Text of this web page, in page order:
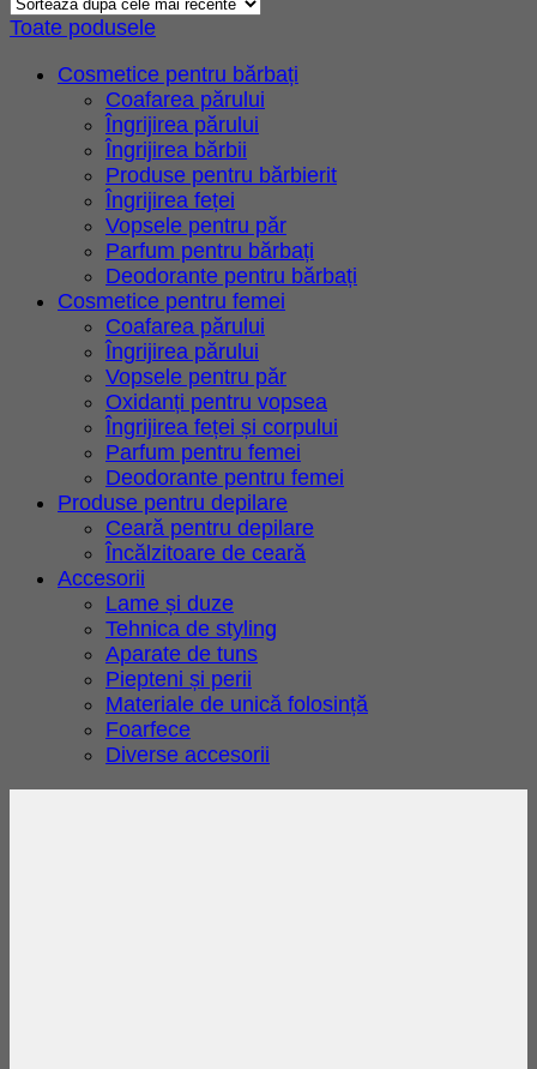
Toate podusele
Cosmetice pentru bărbați
Coafarea părului
Îngrijirea părului
Îngrijirea bărbii
Produse pentru bărbierit
Îngrijirea feței
Vopsele pentru păr
Parfum pentru bărbați
Deodorante pentru bărbați
Cosmetice pentru femei
Coafarea părului
Îngrijirea părului
Vopsele pentru păr
Oxidanți pentru vopsea
Îngrijirea feței și corpului
Parfum pentru femei
Deodorante pentru femei
Produse pentru depilare
Ceară pentru depilare
Încălzitoare de ceară
Accesorii
Lame și duze
Tehnica de styling
Aparate de tuns
Piepteni și perii
Materiale de unică folosință
Foarfece
Diverse accesorii